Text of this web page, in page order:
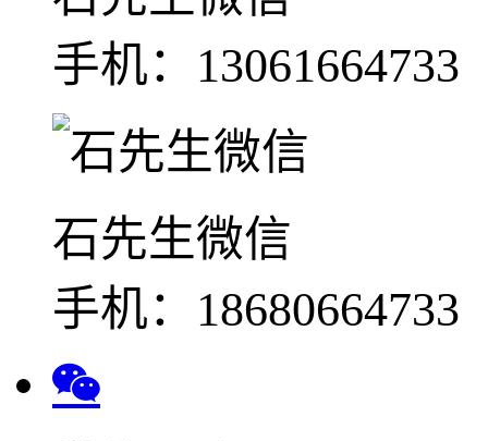
手机：13061664733
石先生微信
手机：18680664733